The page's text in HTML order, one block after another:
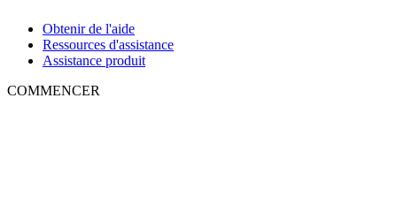
Obtenir de l'aide
Ressources d'assistance
Assistance produit
COMMENCER